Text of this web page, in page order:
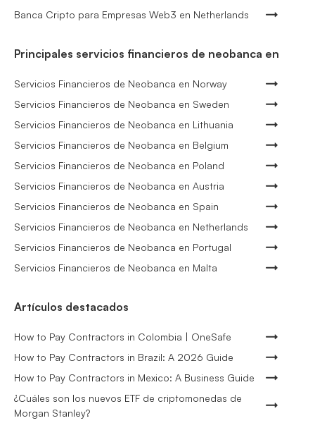
Banca Cripto para Empresas Web3 en Netherlands
Principales servicios financieros de neobanca en
Servicios Financieros de Neobanca en Norway
Servicios Financieros de Neobanca en Sweden
Servicios Financieros de Neobanca en Lithuania
Servicios Financieros de Neobanca en Belgium
Servicios Financieros de Neobanca en Poland
Servicios Financieros de Neobanca en Austria
Servicios Financieros de Neobanca en Spain
Servicios Financieros de Neobanca en Netherlands
Servicios Financieros de Neobanca en Portugal
Servicios Financieros de Neobanca en Malta
Artículos destacados
How to Pay Contractors in Colombia | OneSafe
How to Pay Contractors in Brazil: A 2026 Guide
How to Pay Contractors in Mexico: A Business Guide
¿Cuáles son los nuevos ETF de criptomonedas de
Morgan Stanley?